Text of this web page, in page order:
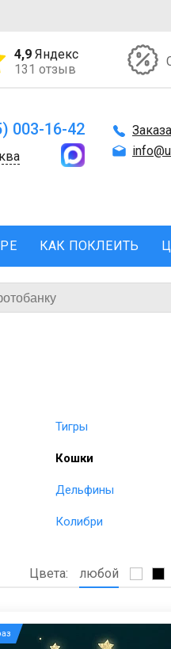
4,9 Яндекс
131 отзыв
003-16-42
КАК ПОКЛЕИТЬ
Тигры
Кошки
Дельфины
Колибри
Цвета: любой